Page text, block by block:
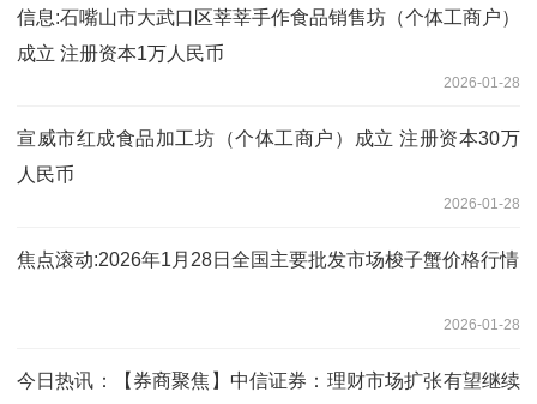
信息:石嘴山市大武口区莘莘手作食品销售坊（个体工商户）
成立 注册资本1万人民币
2026-01-28
宣威市红成食品加工坊（个体工商户）成立 注册资本30万
人民币
2026-01-28
焦点滚动:2026年1月28日全国主要批发市场梭子蟹价格行情
2026-01-28
今日热讯：【券商聚焦】中信证券：理财市场扩张有望继续